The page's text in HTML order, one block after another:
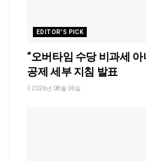
EDITOR'S PICK
“오버타임 수당 비과세
공제 세부 지침 발표
2026년 08월 06일